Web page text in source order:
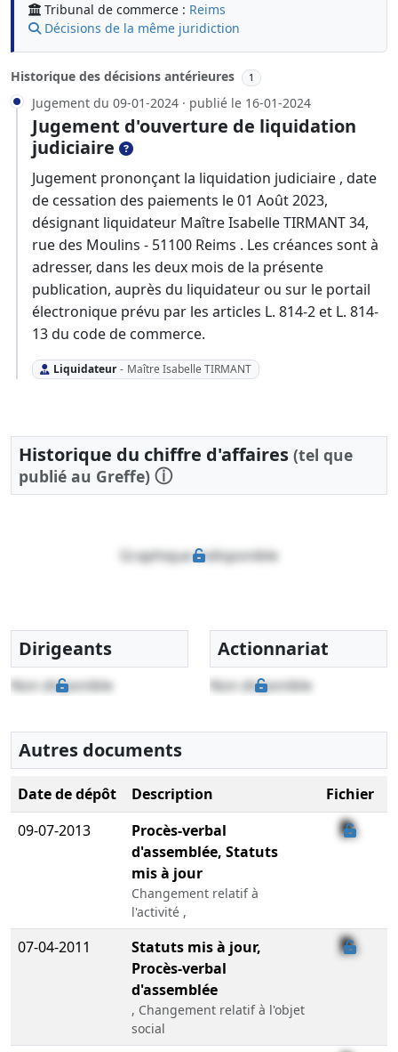
Tribunal de commerce : Reims
Décisions de la même juridiction
Historique des décisions antérieures 1
Jugement du 09-01-2024 · publié le 16-01-2024
Jugement d'ouverture de liquidation
judiciaire
Jugement prononçant la liquidation judiciaire , date
de cessation des paiements le 01 Août 2023,
désignant liquidateur Maître Isabelle TIRMANT 34,
rue des Moulins - 51100 Reims . Les créances sont à
adresser, dans les deux mois de la présente
publication, auprès du liquidateur ou sur le portail
électronique prévu par les articles L. 814-2 et L. 814-
13 du code de commerce.
Liquidateur - Maître Isabelle TIRMANT
Historique du chiffre d'affaires (tel que
publié au Greffe) ⓘ
Graphique indisponible
Dirigeants
Non disponible
Actionnariat
Non disponible
Autres documents
Date de dépôt Description
Fichier
09-07-2013
Procès-verbal
d'assemblée, Statuts
mis à jour
Changement relatif à
l'activité ,
07-04-2011
Statuts mis à jour,
Procès-verbal
d'assemblée
, Changement relatif à l'objet
social